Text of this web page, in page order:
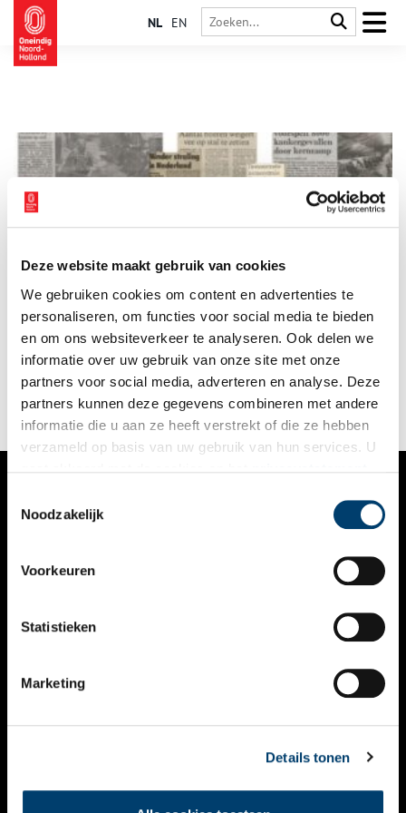
Deze website maakt gebruik van cookies
We gebruiken cookies om content en advertenties te
personaliseren, om functies voor social media te bieden
en om ons websiteverkeer te analyseren. Ook delen we
informatie over uw gebruik van onze site met onze
partners voor social media, adverteren en analyse. Deze
partners kunnen deze gegevens combineren met andere
informatie die u aan ze heeft verstrekt of die ze hebben
verzameld op basis van uw gebruik van hun services. U
Noodzakelijk
Voorkeuren
Statistieken
Marketing
Details tonen
NL EN
Holland
Op 26 april 1986 voltrok zich één van de grootste nucleaire
rampen uit de geschiedenis. Het radioactieve materiaal dat
vrijkwam uit de kerncentrale van Tsjernobyl was tot in
Nederland te meten. Er werden verschillende maatregelen
genomen om besmetting te voorkomen.
VERHALEN
KALENDER
THEMA’S
VIDEO’S
CONTACT